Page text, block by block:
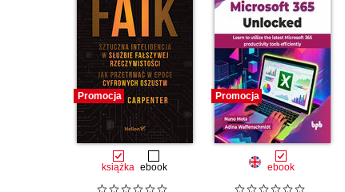
Promocja
książka ebook
Promocja
ebook